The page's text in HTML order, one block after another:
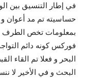
في إطار التنسيق بين
حساسيته تم مد أعوان و
بمعلومات تخص الطرف
فوركس كونه دائم
البحر و فعلا تم القاء
البحث و في الأخير لا